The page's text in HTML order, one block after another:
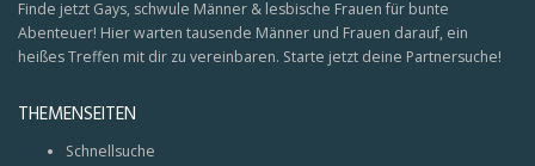
Finde jetzt Gays, schwule Männer & lesbische Frauen für bunte
Abenteuer! Hier warten tausende Männer und Frauen darauf, ein
heißes Treffen mit dir zu vereinbaren. Starte jetzt deine Partnersuche!
THEMENSEITEN
Schnellsuche